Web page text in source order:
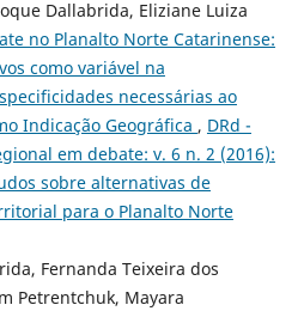
Dallabrida, Eliziane Luiza
no Planalto Norte Catarinense:
como variável na
necessárias ao
Indicação Geográfica , DRd -
em debate: v. 6 n. 2 (2016):
sobre alternativas de
para o Planalto Norte
Fernanda Teixeira dos
Petrentchuk, Mayara